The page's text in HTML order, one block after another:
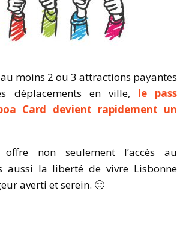
moins 2 ou 3 attractions payantes
déplacements en ville, le pass
Card devient rapidement un
non seulement l’accès au
aussi la liberté de vivre Lisbonne
averti et serein. 🙂